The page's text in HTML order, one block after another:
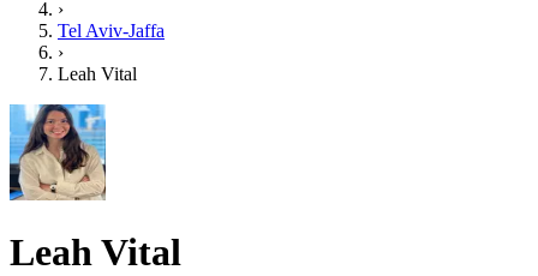
›
Tel Aviv-Jaffa
›
Leah Vital
Leah Vital